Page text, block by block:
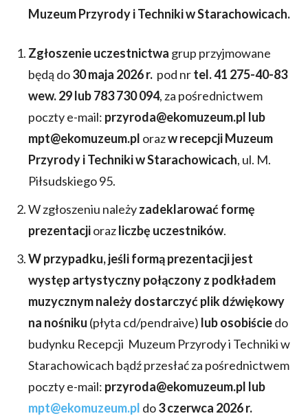
Muzeum Przyrody i Techniki w Starachowicach.
Zgłoszenie uczestnictwa grup przyjmowane
będą do30maja 2026 r. pod nrtel. 41 275-40-83
wew. 29 lub 783 730 094, za pośrednictwem
poczty e-mail: przyroda@ekomuzeum.pl lub
mpt@ekomuzeum.pl orazw recepcji Muzeum
Przyrody i Techniki w Starachowicach, ul. M.
Piłsudskiego 95.
W zgłoszeniu należyzadeklarować formę
prezentacjiorazliczbę uczestników.
W przypadku, jeśli formą prezentacji jest
występ artystyczny połączony z podkładem
muzycznym należy dostarczyć plik dźwiękowy
na nośniku (płyta cd/pendraive) lub osobiściedo
budynku Recepcji Muzeum Przyrody i Techniki w
Starachowicach bądź przesłać za pośrednictwem
poczty e-mail: przyroda@ekomuzeum.pl lub
mpt@ekomuzeum.pl do3 czerwca 2026 r.